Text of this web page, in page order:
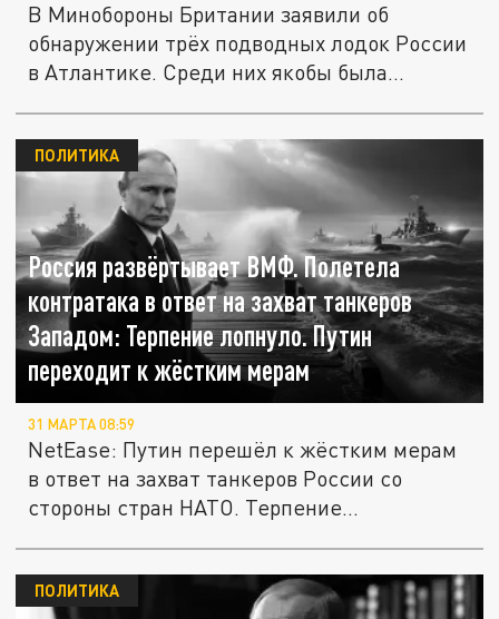
В Минобороны Британии заявили об
обнаружении трёх подводных лодок России
в Атлантике. Среди них якобы была...
Россия развёртывает ВМФ. Полетела
контратака в ответ на захват танкеров
Западом: Терпение лопнуло. Путин
переходит к жёстким мерам
ПОЛИТИКА
31 МАРТА 08:59
NetEase: Путин перешёл к жёстким мерам
в ответ на захват танкеров России со
стороны стран НАТО. Терпение...
ПОЛИТИКА